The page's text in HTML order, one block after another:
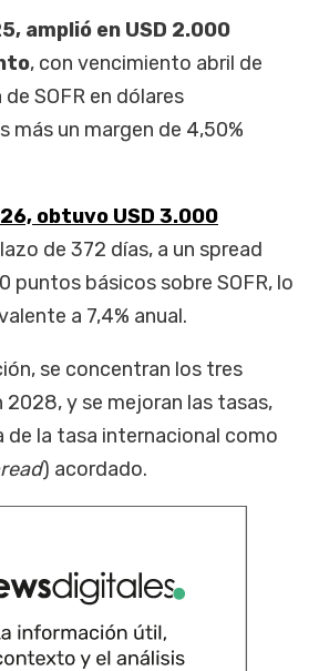
amplió en USD 2.000
, con vencimiento abril de
SOFR en dólares
más un margen de 4,50%
obtuvo USD 3.000
de 372 días, a un spread
puntos básicos sobre SOFR, lo
a 7,4% anual.
se concentran los tres
y se mejoran las tasas,
de la tasa internacional como
) acordado.